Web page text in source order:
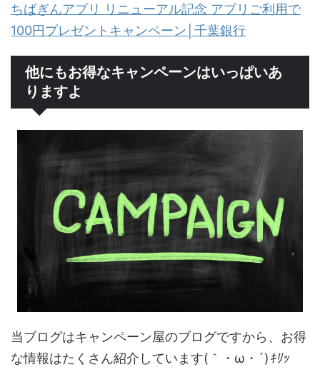
ちばぎんアプリ リニューアル記念 アプリご利用で
100円プレゼントキャンペーン│千葉銀行
他にもお得なキャンペーンはいっぱいあ
りますよ
当ブログはキャンペーン屋のブログですから、お得
な情報はたくさん紹介しています(｀・ω・´)ｷﾘｯ